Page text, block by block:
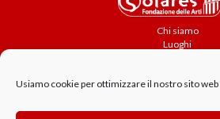
Usiamo cookie per ottimizzare il nostro sito
Chi siamo
Luoghi
Contatti